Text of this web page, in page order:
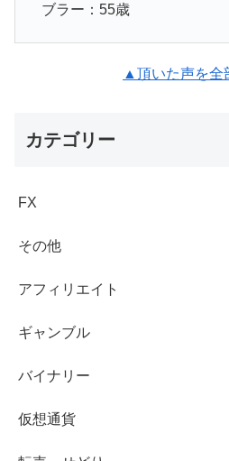
ブラー：55歳
▲頂いた声を全
カテゴリー
FX
その他
アフィリエイト
ギャンブル
バイナリー
仮想通貨